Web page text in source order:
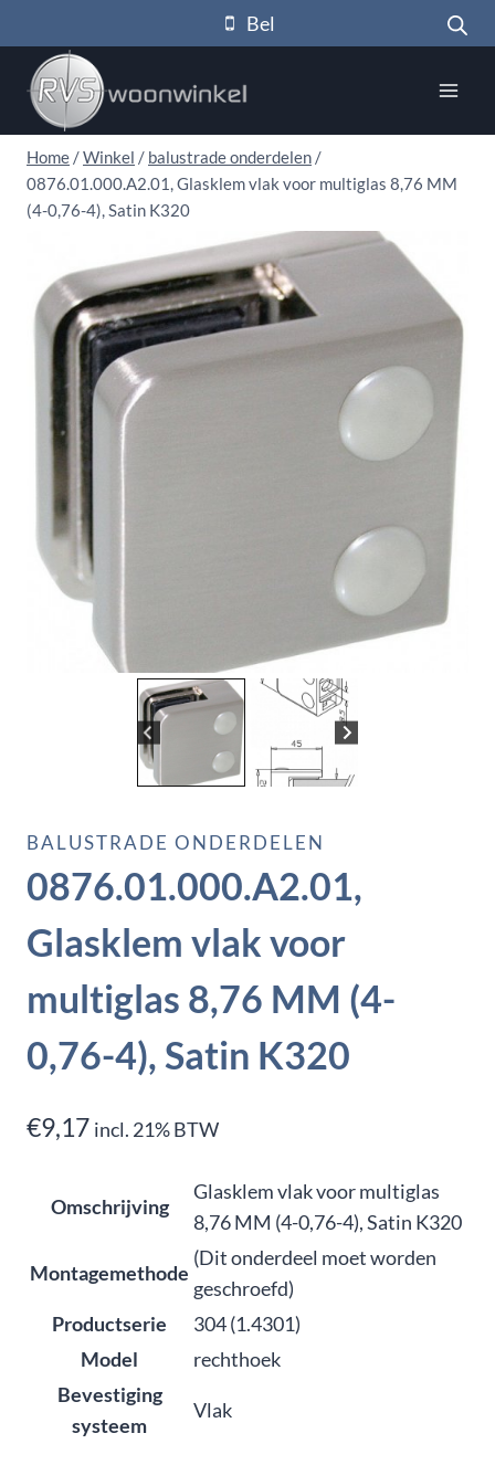
naar
inhoud
Bel
Home /Winkel / balustrade onderdelen /
0876.01.000.A2.01, Glasklem vlak voor multiglas 8,76 MM
(4-0,76-4), Satin K320
BALUSTRADE ONDERDELEN
0876.01.000.A2.01,
Glasklem vlak voor
multiglas 8,76 MM (4-
0,76-4), Satin K320
€9,17 incl. 21% BTW
Omschrijving
Glasklem vlak voor multiglas
8,76 MM (4-0,76-4), Satin K320
Montagemethode
(Dit onderdeel moet worden
geschroefd)
Productserie
304 (1.4301)
Model
rechthoek
Bevestiging
systeem
Vlak